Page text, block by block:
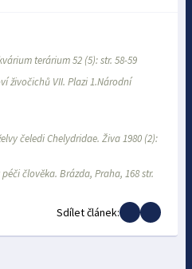
terárium 52 (5): str. 58-59
živočichů VII. Plazi 1.Národní
čelediChelydridae. Živa 1980 (2):
člověka. Brázda, Praha, 168 str.
Sdílet článek: